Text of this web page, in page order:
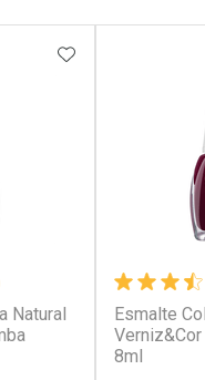
Natural
ADICIONAR
Esmalte
8ml